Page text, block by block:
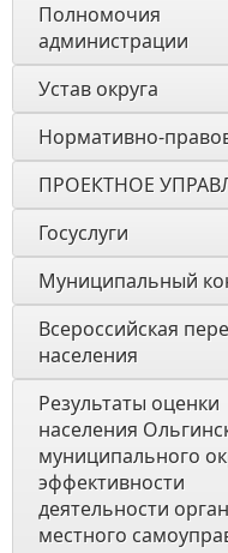
Полномочия
администрации
Устав округа
Нормативно-
ПРОЕКТНОЕ
Госуслуги
Муниципальный
Всероссийская
населения
Результаты оценки
населения
муниципального
эффективности
деятельности
местного